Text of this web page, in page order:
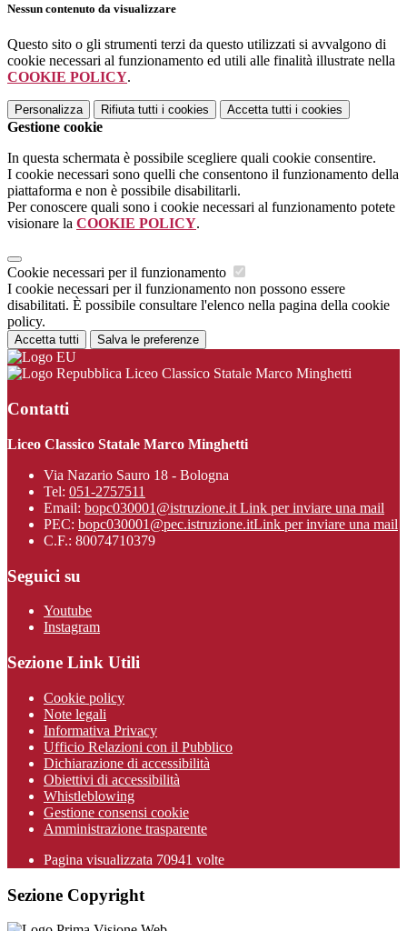
Nessun contenuto da visualizzare
Questo sito o gli strumenti terzi da questo utilizzati si avvalgono di
cookie necessari al funzionamento ed utili alle finalità illustrate nella
COOKIE POLICY.
Personalizza Rifiuta tutti i cookies Accetta tutti i cookies
Gestione cookie
In questa schermata è possibile scegliere quali cookie consentire.
I cookie necessari sono quelli che consentono il funzionamento della
piattaforma e non è possibile disabilitarli.
Per conoscere quali sono i cookie necessari al funzionamento potete
visionare la COOKIE POLICY.
Cookie necessari per il funzionamento
I cookie necessari per il funzionamento non possono essere
disabilitati. È possibile consultare l'elenco nella pagina della cookie
policy.
Accetta tutti Salva le preferenze
Liceo Classico Statale Marco Minghetti
Contatti
Liceo Classico Statale Marco Minghetti
Via Nazario Sauro 18 - Bologna
Tel: 051-2757511
Email: bopc030001@istruzione.it Link per inviare una mail
PEC: bopc030001@pec.istruzione.itLink per inviare una mail
C.F.: 80074710379
Seguici su
Youtube
Instagram
Sezione Link Utili
Cookie policy
Note legali
Informativa Privacy
Ufficio Relazioni con il Pubblico
Dichiarazione di accessibilità
Obiettivi di accessibilità
Whistleblowing
Gestione consensi cookie
Amministrazione trasparente
Pagina visualizzata 70941 volte
Sezione Copyright